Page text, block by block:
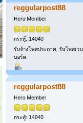
reggularpost88
Hero Member
กระทู้: 14040
รับจ้างโพสประกาศ, รับโพสเวบ
บอร์ด
reggularpost88
Hero Member
กระทู้: 14040